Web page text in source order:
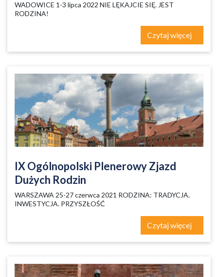
WADOWICE 1-3 lipca 2022 NIE LĘKAJCIE SIĘ. JEST
RODZINA!
Czytaj więcej
IX Ogólnopolski Plenerowy Zjazd
Dużych Rodzin
WARSZAWA 25-27 czerwca 2021 RODZINA: TRADYCJA.
INWESTYCJA. PRZYSZŁOŚĆ
Czytaj więcej